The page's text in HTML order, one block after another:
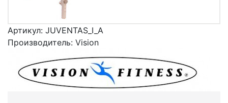
Артикул: JUVENTAS_I_A
Производитель: Vision